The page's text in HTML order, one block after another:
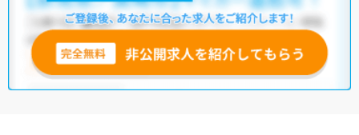
他の条件でも人気の求人がございますので、「こだわり条件」から検索
いただくか、お気軽にお問い合わせください。
全国の言語聴覚士求人
無料転職支援サービス
にお申し込みいただくと、ご希望条件をヒアリン
グした上で求人をご提案いたします。